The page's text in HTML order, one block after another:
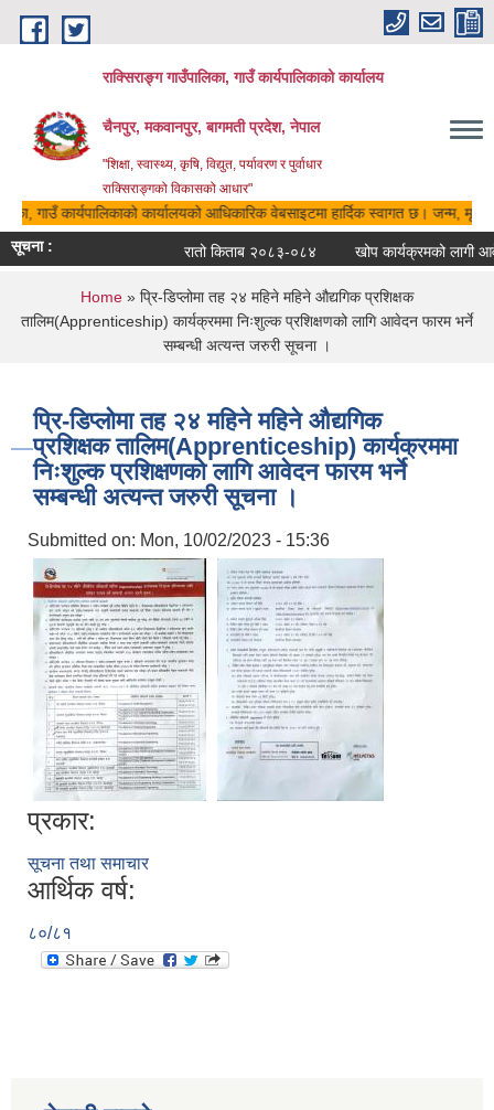
Skip to main content
राक्सिराङ्ग गाउँपालिका, गाउँ कार्यपालिकाको कार्यालय
चैनपुर, मकवानपुर, बागमती प्रदेश, नेपाल
"शिक्षा, स्वास्थ्य, कृषि, विद्युत, पर्यावरण र पुर्वाधार
राक्सिराङ्गको विकासको आधार"
गाउँ कार्यपालिकाको कार्यालयको आधिकारिक वेबसाइटमा हार्दिक स्वागत छ। जन्म,
सूचना :
रातो किताब २०८३-०८४ खोप कार्यक्रमको लागी
You are here
Home » प्रि-डिप्लोमा तह २४ महिने महिने औद्यगिक प्रशिक्षक
तालिम(Apprenticeship) कार्यक्रममा निःशुल्क प्रशिक्षणको लागि आवेदन फारम भर्ने
सम्बन्धी अत्यन्त जरुरी सूचना ।
प्रि-डिप्लोमा तह २४ महिने महिने औद्यगिक
प्रशिक्षक तालिम(Apprenticeship) कार्यक्रममा
निःशुल्क प्रशिक्षणको लागि आवेदन फारम भर्ने
सम्बन्धी अत्यन्त जरुरी सूचना ।
Submitted on: Mon, 10/02/2023 - 15:36
प्रकार:
सूचना तथा समाचार
आर्थिक वर्ष:
८०/८१